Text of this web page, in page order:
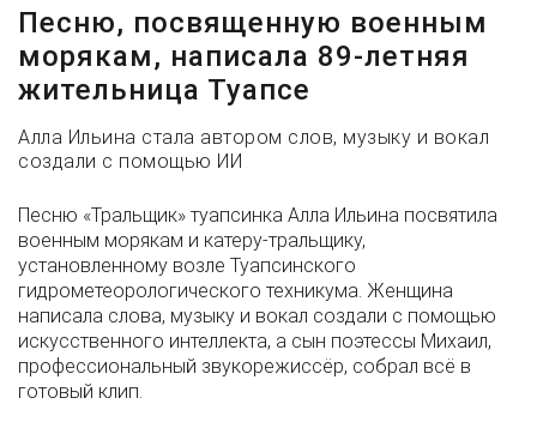
Песню, посвященную военным
морякам, написала 89-летняя
жительница Туапсе
Алла Ильина стала автором слов, музыку и вокал
создали с помощью ИИ
Песню «Тральщик» туапсинка Алла Ильина посвятила
военным морякам и катеру-тральщику,
установленному возле Туапсинского
гидрометеорологического техникума. Женщина
написала слова, музыку и вокал создали с помощью
искусственного интеллекта, а сын поэтессы Михаил,
профессиональный звукорежиссёр, собрал всё в
готовый клип.